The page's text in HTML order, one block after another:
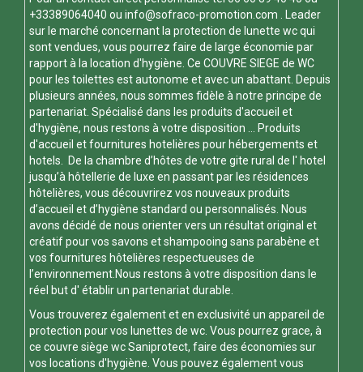
+33389064040 ou info@sofraco-promotion.com . Leader
sur le marché concernant la protection de lunette wc qui
sont vendues, vous pourrez faire de large économie par
rapport à la location d'hygiène. Ce COUVRE SIEGE de WC
pour les toilettes est autonome et avec un abattant. Depuis
plusieurs années, nous sommes fidèle à notre principe de
partenariat. Spécialisé dans les produits d'accueil et
d'hygiène, nous restons à votre disposition ... Produits
d'accueil et fournitures hotelières pour hébergements et
hotels. De la chambre d’hôtes de votre gite rural de l' hotel
jusqu’à hôtellerie de luxe en passant par les résidences
hôtelières, vous découvrirez vos nouveaux produits
d’accueil et d’hygiène standard ou personnalisés. Nous
avons décidé de nous orienter vers un résultat original et
créatif pour vos savons et shampooing sans parabène et
vos fournitures hôtelières respectueuses de
l’environnement.Nous restons à votre disposition dans le
réel but d' établir un partenariat durable.
Vous trouverez également et en exclusivité un appareil de
protection pour vos lunettes de wc. Vous pourrez grace, à
ce couvre siège wcSaniprotect, faire des économies sur
vos locations d'hygiène. Vous pouvez également vous